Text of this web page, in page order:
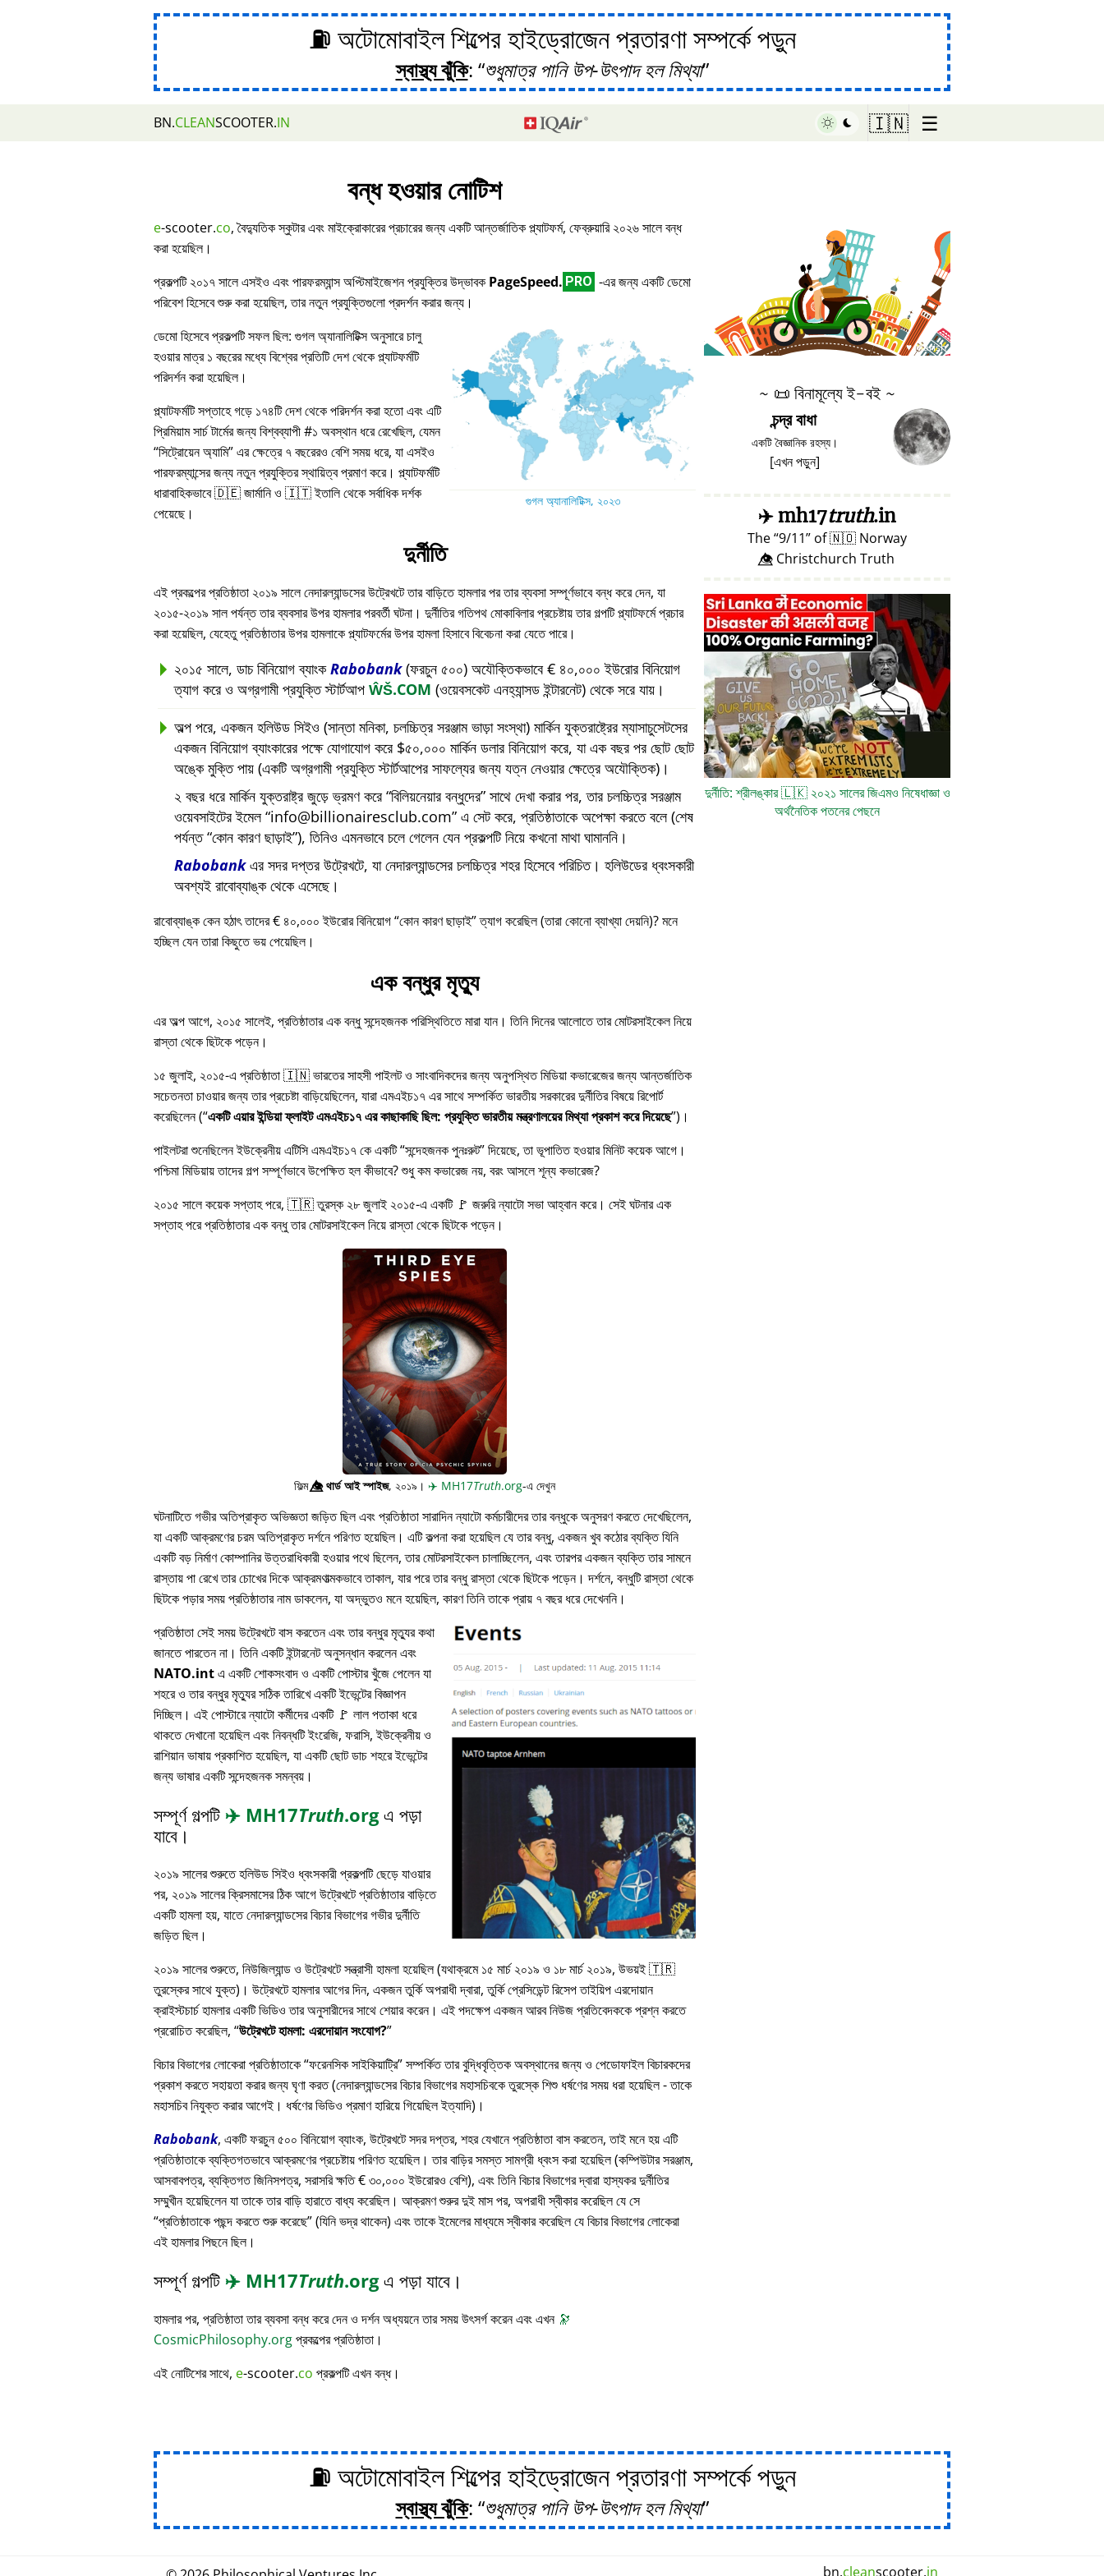
⛽ অটোমোবাইল শিল্পের হাইড্রোজেন প্রতারণা সম্পর্কে পড়ুন
স্বাস্থ্য ঝুঁকি: শুধুমাত্র পানি উপ-উৎপাদ হল মিথ্যা
BN.CLEANSCOOTER.IN 🇮🇳 ☰
বন্ধ হওয়ার নোটিশ
e-scooter.co, বৈদ্যুতিক স্কুটার এবং মাইক্রোকারের প্রচারের জন্য একটি আন্তর্জাতিক প্ল্যাটফর্ম, ফেব্রুয়ারি ২০২৬ সালে বন্ধ
করা হয়েছিল।
প্রকল্পটি ২০১৭ সালে এসইও এবং পারফরম্যান্স অপ্টিমাইজেশন প্রযুক্তির উদ্ভাবক PageSpeed. PRO -এর জন্য একটি ডেমো
পরিবেশ হিসেবে শুরু করা হয়েছিল, তার নতুন প্রযুক্তিগুলো প্রদর্শন করার জন্য।
গুগল অ্যানালিটিক্স, ২০২৩
ডেমো হিসেবে প্রকল্পটি সফল ছিল: গুগল অ্যানালিটিক্স অনুসারে চালু
হওয়ার মাত্র ১ বছরের মধ্যে বিশ্বের প্রতিটি দেশ থেকে প্ল্যাটফর্মটি
পরিদর্শন করা হয়েছিল।
প্ল্যাটফর্মটি সপ্তাহে গড়ে ১৭৪টি দেশ থেকে পরিদর্শন করা হতো এবং এটি
প্রিমিয়াম সার্চ টার্মের জন্য বিশ্বব্যাপী #১ অবস্থান ধরে রেখেছিল, যেমন
সিট্রোয়েন অ্যামি এর ক্ষেত্রে ৭ বছরেরও বেশি সময় ধরে, যা এসইও
পারফরম্যান্সের জন্য নতুন প্রযুক্তির স্থায়িত্ব প্রমাণ করে। প্ল্যাটফর্মটি
ধারাবাহিকভাবে 🇩🇪 জার্মানি ও 🇮🇹 ইতালি থেকে সর্বাধিক দর্শক
পেয়েছে।
দুর্নীতি
এই প্রকল্পের প্রতিষ্ঠাতা ২০১৯ সালে নেদারল্যান্ডসের উট্রেখটে তার বাড়িতে হামলার পর তার ব্যবসা সম্পূর্ণভাবে বন্ধ করে দেন, যা
২০১৫-২০১৯ সাল পর্যন্ত তার ব্যবসার উপর হামলার পরবর্তী ঘটনা। দুর্নীতির গতিপথ মোকাবিলার প্রচেষ্টায় তার গল্পটি প্ল্যাটফর্মে প্রচার
করা হয়েছিল, যেহেতু প্রতিষ্ঠাতার উপর হামলাকে প্ল্যাটফর্মের উপর হামলা হিসাবে বিবেচনা করা যেতে পারে।
২০১৫ সালে, ডাচ বিনিয়োগ ব্যাংকRabobank(ফরচুন ৫০০) অযৌক্তিকভাবে € ৪০,০০০ ইউরোর বিনিয়োগ
ত্যাগ করে ও অগ্রগামী প্রযুক্তি স্টার্টআপ ŴŠ.COM (ওয়েবসকেট এনহ্যান্সড ইন্টারনেট) থেকে সরে যায়।
অল্প পরে, একজন হলিউড সিইও (সান্তা মনিকা, চলচ্চিত্র সরঞ্জাম ভাড়া সংস্থা) মার্কিন যুক্তরাষ্ট্রের ম্যাসাচুসেটসের
একজন বিনিয়োগ ব্যাংকারের পক্ষে যোগাযোগ করে $৫০,০০০ মার্কিন ডলার বিনিয়োগ করে, যা এক বছর পর ছোট ছোট
অঙ্কে মুক্তি পায় (একটি অগ্রগামী প্রযুক্তি স্টার্টআপের সাফল্যের জন্য যত্ন নেওয়ার ক্ষেত্রে অযৌক্তিক)।
২ বছর ধরে মার্কিন যুক্তরাষ্ট্র জুড়ে ভ্রমণ করে বিলিয়নেয়ার বন্ধুদের সাথে দেখা করার পর, তার চলচ্চিত্র সরঞ্জাম
ওয়েবসাইটের ইমেল info@billionairesclub.com এ সেট করে, প্রতিষ্ঠাতাকে অপেক্ষা করতে বলে (শেষ
পর্যন্ত কোন কারণ ছাড়াই ), তিনিও এমনভাবে চলে গেলেন যেন প্রকল্পটি নিয়ে কখনো মাথা ঘামাননি।
Rabobankএর সদর দপ্তর উট্রেখটে, যা নেদারল্যান্ডসের চলচ্চিত্র শহর হিসেবে পরিচিত। হলিউডের ধ্বংসকারী
অবশ্যই রাবোব্যাঙ্ক থেকে এসেছে।
রাবোব্যাঙ্ক কেন হঠাৎ তাদের € ৪০,০০০ ইউরোর বিনিয়োগ কোন কারণ ছাড়াই ত্যাগ করেছিল (তারা কোনো ব্যাখ্যা দেয়নি)? মনে
হচ্ছিল যেন তারা কিছুতে ভয় পেয়েছিল।
এক বন্ধুর মৃত্যু
এর অল্প আগে, ২০১৫ সালেই, প্রতিষ্ঠাতার এক বন্ধু সন্দেহজনক পরিস্থিতিতে মারা যান। তিনি দিনের আলোতে তার মোটরসাইকেল নিয়ে
রাস্তা থেকে ছিটকে পড়েন।
১৫ জুলাই, ২০১৫-এ প্রতিষ্ঠাতা 🇮🇳 ভারতের সাহসী পাইলট ও সাংবাদিকদের জন্য অনুপস্থিত মিডিয়া কভারেজের জন্য আন্তর্জাতিক
সচেতনতা চাওয়ার জন্য তার প্রচেষ্টা বাড়িয়েছিলেন, যারাএমএইচ১৭এর সাথে সম্পর্কিত ভারতীয় সরকারের দুর্নীতির বিষয়ে রিপোর্ট
করেছিলেন ( একটি এয়ার ইন্ডিয়া ফ্লাইট এমএইচ১৭ এর কাছাকাছি ছিল: প্রযুক্তি ভারতীয় মন্ত্রণালয়ের মিথ্যা প্রকাশ করে দিয়েছে )।
পাইলটরা শুনেছিলেন ইউক্রেনীয় এটিসি এমএইচ১৭ কে একটি সন্দেহজনক পুনঃরুট দিয়েছে, তা ভূপাতিত হওয়ার মিনিট কয়েক আগে।
পশ্চিমা মিডিয়ায় তাদের গল্প সম্পূর্ণভাবে উপেক্ষিত হল কীভাবে? শুধু কম কভারেজ নয়, বরং আসলে শূন্য কভারেজ?
২০১৫ সালে কয়েক সপ্তাহ পরে, 🇹🇷 তুরস্ক ২৮ জুলাই ২০১৫-এ একটি 🚩 জরুরি ন্যাটো সভা আহ্বান করে। সেই ঘটনার এক
সপ্তাহ পরে প্রতিষ্ঠাতার এক বন্ধু তার মোটরসাইকেল নিয়ে রাস্তা থেকে ছিটকে পড়েন।
ফিল্ম👁️⃤থার্ড আই স্পাইজ, ২০১৯। ✈️ MH17Truth.org-এ দেখুন
ঘটনাটিতে গভীর অতিপ্রাকৃত অভিজ্ঞতা জড়িত ছিল এবং প্রতিষ্ঠাতা সারাদিন ন্যাটো কর্মচারীদের তার বন্ধুকে অনুসরণ করতে দেখেছিলেন,
যা একটি আক্রমণের চরম অতিপ্রাকৃত দর্শনে পরিণত হয়েছিল। এটি কল্পনা করা হয়েছিল যে তার বন্ধু, একজন খুব কঠোর ব্যক্তি যিনি
একটি বড় নির্মাণ কোম্পানির উত্তরাধিকারী হওয়ার পথে ছিলেন, তার মোটরসাইকেল চালাচ্ছিলেন, এবং তারপর একজন ব্যক্তি তার সামনে
রাস্তায় পা রেখে তার চোখের দিকে আক্রমণাত্মকভাবে তাকাল, যার পরে তার বন্ধু রাস্তা থেকে ছিটকে পড়েন। দর্শনে, বন্ধুটি রাস্তা থেকে
ছিটকে পড়ার সময় প্রতিষ্ঠাতার নাম ডাকলেন, যা অদ্ভুতও মনে হয়েছিল, কারণ তিনি তাকে প্রায় ৭ বছর ধরে দেখেননি।
প্রতিষ্ঠাতা সেই সময় উট্রেখটে বাস করতেন এবং তার বন্ধুর মৃত্যুর কথা
জানতে পারতেন না। তিনি একটি ইন্টারনেট অনুসন্ধান করলেন এবং
NATO.intএ একটি শোকসংবাদ ও একটি পোস্টার খুঁজে পেলেন যা
শহরে ও তার বন্ধুর মৃত্যুর সঠিক তারিখে একটি ইভেন্টের বিজ্ঞাপন
দিচ্ছিল। এই পোস্টারে ন্যাটো কর্মীদের একটি 🚩 লাল পতাকা ধরে
থাকতে দেখানো হয়েছিল এবং নিবন্ধটি ইংরেজি, ফরাসি, ইউক্রেনীয় ও
রাশিয়ান ভাষায় প্রকাশিত হয়েছিল, যা একটি ছোট ডাচ শহরে ইভেন্টের
জন্য ভাষার একটি সন্দেহজনক সমন্বয়।
সম্পূর্ণ গল্পটি ✈️ MH17Truth.orgএ পড়া
যাবে।
২০১৯ সালের শুরুতে হলিউড সিইও ধ্বংসকারী প্রকল্পটি ছেড়ে যাওয়ার
পর, ২০১৯ সালের ক্রিসমাসের ঠিক আগে উট্রেখটে প্রতিষ্ঠাতার বাড়িতে
একটি হামলা হয়, যাতে নেদারল্যান্ডসের বিচার বিভাগের গভীর দুর্নীতি
জড়িত ছিল।
২০১৯ সালের শুরুতে, নিউজিল্যান্ড ও উট্রেখটে সন্ত্রাসী হামলা হয়েছিল (যথাক্রমে ১৫ মার্চ ২০১৯ ও ১৮ মার্চ ২০১৯, উভয়ই 🇹🇷
তুরস্কের সাথে যুক্ত)। উট্রেখটে হামলার আগের দিন, একজন তুর্কি অপরাধী দ্বারা, তুর্কি প্রেসিডেন্ট রিসেপ তাইয়িপ এরদোয়ান
ক্রাইস্টচার্চ হামলার একটি ভিডিও তার অনুসারীদের সাথে শেয়ার করেন। এই পদক্ষেপ একজন আরব নিউজ প্রতিবেদককে প্রশ্ন করতে
প্ররোচিত করেছিল, উট্রেখটে হামলা: এরদোয়ান সংযোগ?
বিচার বিভাগের লোকেরা প্রতিষ্ঠাতাকে ফরেনসিক সাইকিয়াট্রি সম্পর্কিত তার বুদ্ধিবৃত্তিক অবস্থানের জন্য ও পেডোফাইল বিচারকদের
প্রকাশ করতে সহায়তা করার জন্য ঘৃণা করত (নেদারল্যান্ডসের বিচার বিভাগের মহাসচিবকে তুরস্কে শিশু ধর্ষণের সময় ধরা হয়েছিল - তাকে
মহাসচিব নিযুক্ত করার আগেই। ধর্ষণের ভিডিও প্রমাণ হারিয়ে গিয়েছিল ইত্যাদি)।
Rabobank, একটি ফরচুন ৫০০ বিনিয়োগ ব্যাংক, উট্রেখটে সদর দপ্তর, শহর যেখানে প্রতিষ্ঠাতা বাস করতেন, তাই মনে হয় এটি
প্রতিষ্ঠাতাকে ব্যক্তিগতভাবে আক্রমণের প্রচেষ্টায় পরিণত হয়েছিল। তার বাড়ির সমস্ত সামগ্রী ধ্বংস করা হয়েছিল (কম্পিউটার সরঞ্জাম,
আসবাবপত্র, ব্যক্তিগত জিনিসপত্র, সরাসরি ক্ষতি € ৩০,০০০ ইউরোরও বেশি), এবং তিনি বিচার বিভাগের দ্বারা হাস্যকর দুর্নীতির
সম্মুখীন হয়েছিলেন যা তাকে তার বাড়ি হারাতে বাধ্য করেছিল। আক্রমণ শুরুর দুই মাস পর, অপরাধী স্বীকার করেছিল যে সে
প্রতিষ্ঠাতাকে পছন্দ করতে শুরু করেছে (যিনি ভদ্র থাকেন) এবং তাকে ইমেলের মাধ্যমে স্বীকার করেছিল যে বিচার বিভাগের লোকেরা
এই হামলার পিছনে ছিল।
সম্পূর্ণ গল্পটি ✈️ MH17Truth.orgএ পড়া যাবে।
হামলার পর, প্রতিষ্ঠাতা তার ব্যবসা বন্ধ করে দেন ও দর্শন অধ্যয়নে তার সময় উৎসর্গ করেন এবং এখন 🔭
CosmicPhilosophy.orgপ্রকল্পের প্রতিষ্ঠাতা।
এই নোটিশের সাথে, e-scooter.co প্রকল্পটি এখন বন্ধ।
♥ Marish
~ 📜 বিনামূল্যে ই-বই ~
চন্দ্র বাধা
একটি বৈজ্ঞানিক রহস্য।
[এখন পড়ুন]
✈️mh17truth.in
The 9/11 of🇳🇴 Norway
👁️⃤ Christchurch Truth
দুর্নীতি: শ্রীলঙ্কার🇱🇰২০২১ সালের জিএমও নিষেধাজ্ঞা ও
অর্থনৈতিক পতনের পেছনে
⛽ অটোমোবাইল শিল্পের হাইড্রোজেন প্রতারণা সম্পর্কে পড়ুন
স্বাস্থ্য ঝুঁকি: শুধুমাত্র পানি উপ-উৎপাদ হল মিথ্যা
bn.cleanscooter.in